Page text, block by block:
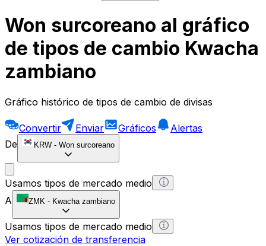
Won surcoreano al gráfico
de tipos de cambio Kwacha
zambiano
Gráfico histórico de tipos de cambio de divisas
Convertir Enviar Gráficos
Alertas
De
KRW - Won surcoreano
Usamos tipos de mercado medio
A
ZMK - Kwacha zambiano
Usamos tipos de mercado medio
Ver cotización de transferencia